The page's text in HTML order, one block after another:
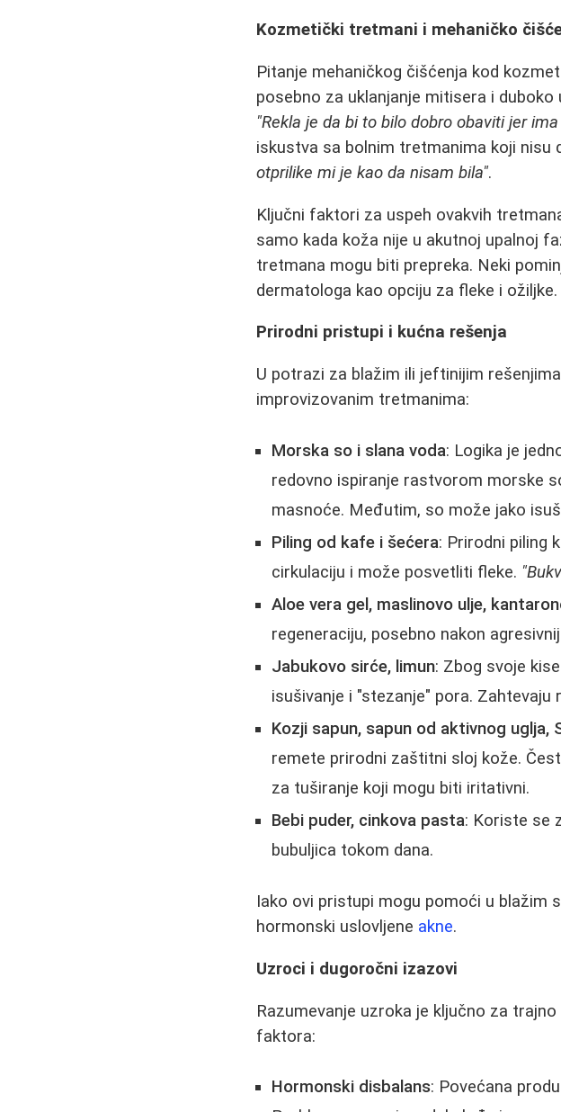
Kozmetički tretmani i mehaničko
Pitanje mehaničkog čišćenja kod
posebno za uklanjanje mitisera i
"Rekla je da bi to bilo dobro obaviti jer
iskustva sa bolnim tretmanima koji nisu
otprilike mi je kao da nisam bila".
Ključni faktori za uspeh ovakvih
samo kada koža nije u akutnoj upalnoj
tretmana mogu biti prepreka. Neki
dermatologa kao opciju za fleke i ožiljke.
Prirodni pristupi i kućna rešenja
U potrazi za blažim ili jeftinijim
improvizovanim tretmanima:
Morska so i slana voda: Logika je
redovno ispiranje rastvorom morske
masnoće. Međutim, so može jako
Piling od kafe i šećera: Prirodni piling
cirkulaciju i može posvetliti fleke.
Aloe vera gel, maslinovo ulje,
regeneraciju, posebno nakon
Jabukovo sirće, limun: Zbog svoje
isušivanje i "stezanje" pora.
Kozji sapun, sapun od aktivnog uglja,
remete prirodni zaštitni sloj kože.
za tuširanje koji mogu biti iritativni.
Bebi puder, cinkova pasta: Koriste se
bubuljica tokom dana.
Iako ovi pristupi mogu pomoći u blažim
hormonski uslovljene akne.
Uzroci i dugoročni izazovi
Razumevanje uzroka je ključno za
faktora:
Hormonski disbalans: Povećana